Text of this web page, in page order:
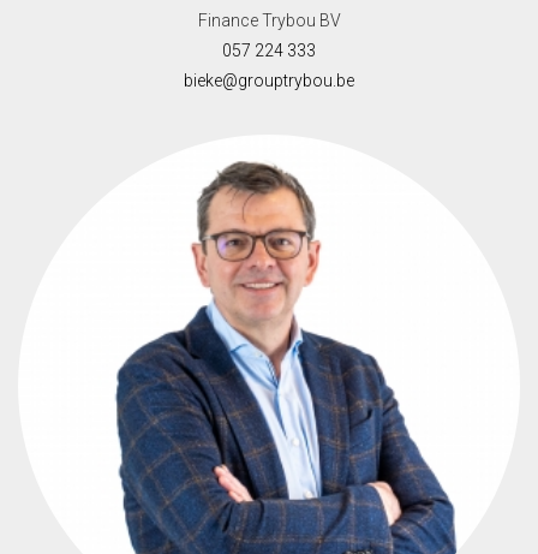
Finance Trybou BV
057 224 333
bieke@grouptrybou.be